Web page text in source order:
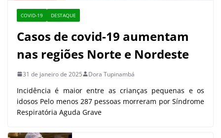
COVID-19 DESTAQUE
Casos de covid-19 aumentam
nas regiões Norte e Nordeste
31 de janeiro de 2025 Dora Tupinambá
Incidência é maior entre as crianças pequenas e os
idosos Pelo menos 287 pessoas morreram por Síndrome
Respiratória Aguda Grave